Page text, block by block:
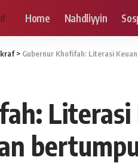
Home Nahdliyyin
> Gubernur Khofifah: Literasi